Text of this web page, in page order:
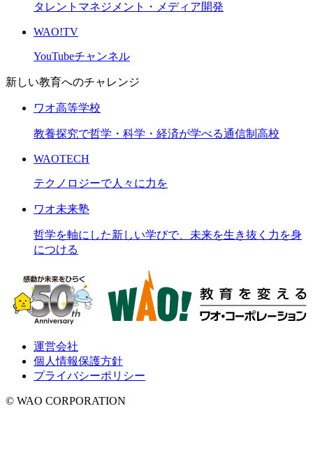
タレントマネジメント・メディア開発
WAO!TV
YouTubeチャンネル
新しい教育へのチャレンジ
ワオ高等学校
教養探究で哲学・科学・経済が学べる通信制高校
WAOTECH
テクノロジーで人々に力を
ワオ未来塾
哲学を軸にした新しい学びで、未来を生き抜く力を身
につける
運営会社
個人情報保護方針
プライバシーポリシー
© WAO CORPORATION